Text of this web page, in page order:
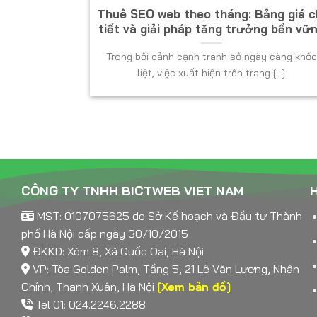
Thuê SEO web theo tháng: Bảng giá
tiết và giải pháp tăng trưởng bền
Trong bối cảnh cạnh tranh số ngày càng khốc
liệt, việc xuất hiện trên trang [...]
CÔNG TY TNHH BICTWEB VIET NAM
MST: 0107075625 do Sở Kế hoạch và Đầu tư Thành
phố Hà Nội cấp ngày 30/10/2015
ĐKKD: Xóm 8, Xã Quốc Oai, Hà Nội
VP: Tòa Golden Palm, Tầng 5, 21 Lê Văn Lương, Nhân
Chính, Thanh Xuân, Hà Nội [Xem bản đồ]
Tel 01: 024.2246.2288